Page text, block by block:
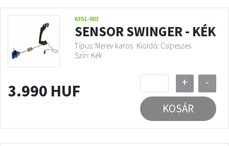
6351-003
SENSOR SWINGER - KÉK
Típus: Merev karos Kioldó: Csipeszes
Szín: Kék
3.990 HUF +
-
KOSÁR